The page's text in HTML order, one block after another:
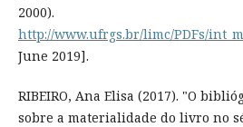
2000).
http://www.ufrgs.br/limc/PDFs/
June 2019].
RIBEIRO, Ana Elisa (2017). "O
sobre a materialidade do livro no